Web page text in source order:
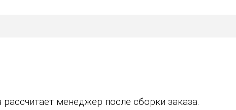
менеджер после сборки заказа.